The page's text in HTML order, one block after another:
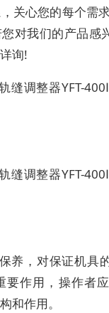
关心您的每个需
对我们的产品感
询!
缝调整器YFT-
缝调整器YFT-
养，对保证机具
要作用，操作者
和作用。